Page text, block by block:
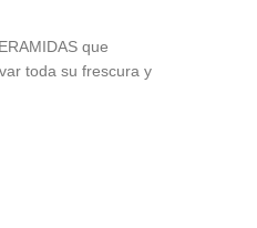
que
toda su frescura y